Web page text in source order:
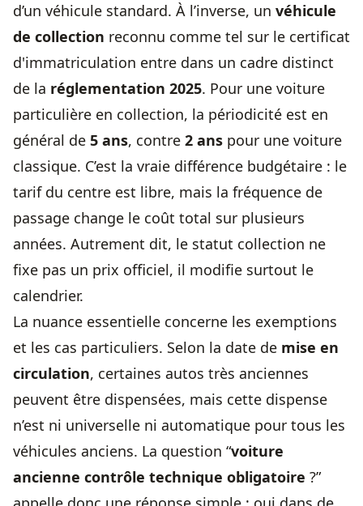
d’un véhicule standard. À l’inverse, un véhicule
de collection reconnu comme tel sur le certificat
d'immatriculation entre dans un cadre distinct
de la réglementation 2025. Pour une voiture
particulière en collection, la périodicité est en
général de 5 ans, contre 2 ans pour une voiture
classique. C’est la vraie différence budgétaire : le
tarif du centre est libre, mais la fréquence de
passage change le coût total sur plusieurs
années. Autrement dit, le statut collection ne
fixe pas un prix officiel, il modifie surtout le
calendrier.
La nuance essentielle concerne les exemptions
et les cas particuliers. Selon la date de mise en
circulation, certaines autos très anciennes
peuvent être dispensées, mais cette dispense
n’est ni universelle ni automatique pour tous les
véhicules anciens. La question “voiture
ancienne contrôle technique obligatoire ?”